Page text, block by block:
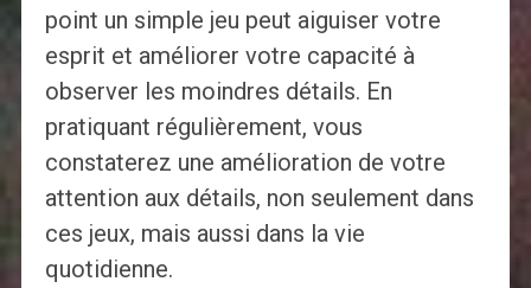
point un simple jeu peut aiguiser votre
esprit et améliorer votre capacité à
observer les moindres détails. En
pratiquant régulièrement, vous
constaterez une amélioration de votre
attention aux détails, non seulement dans
ces jeux, mais aussi dans la vie
quotidienne.